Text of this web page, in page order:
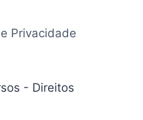
Privacidade
- Direitos